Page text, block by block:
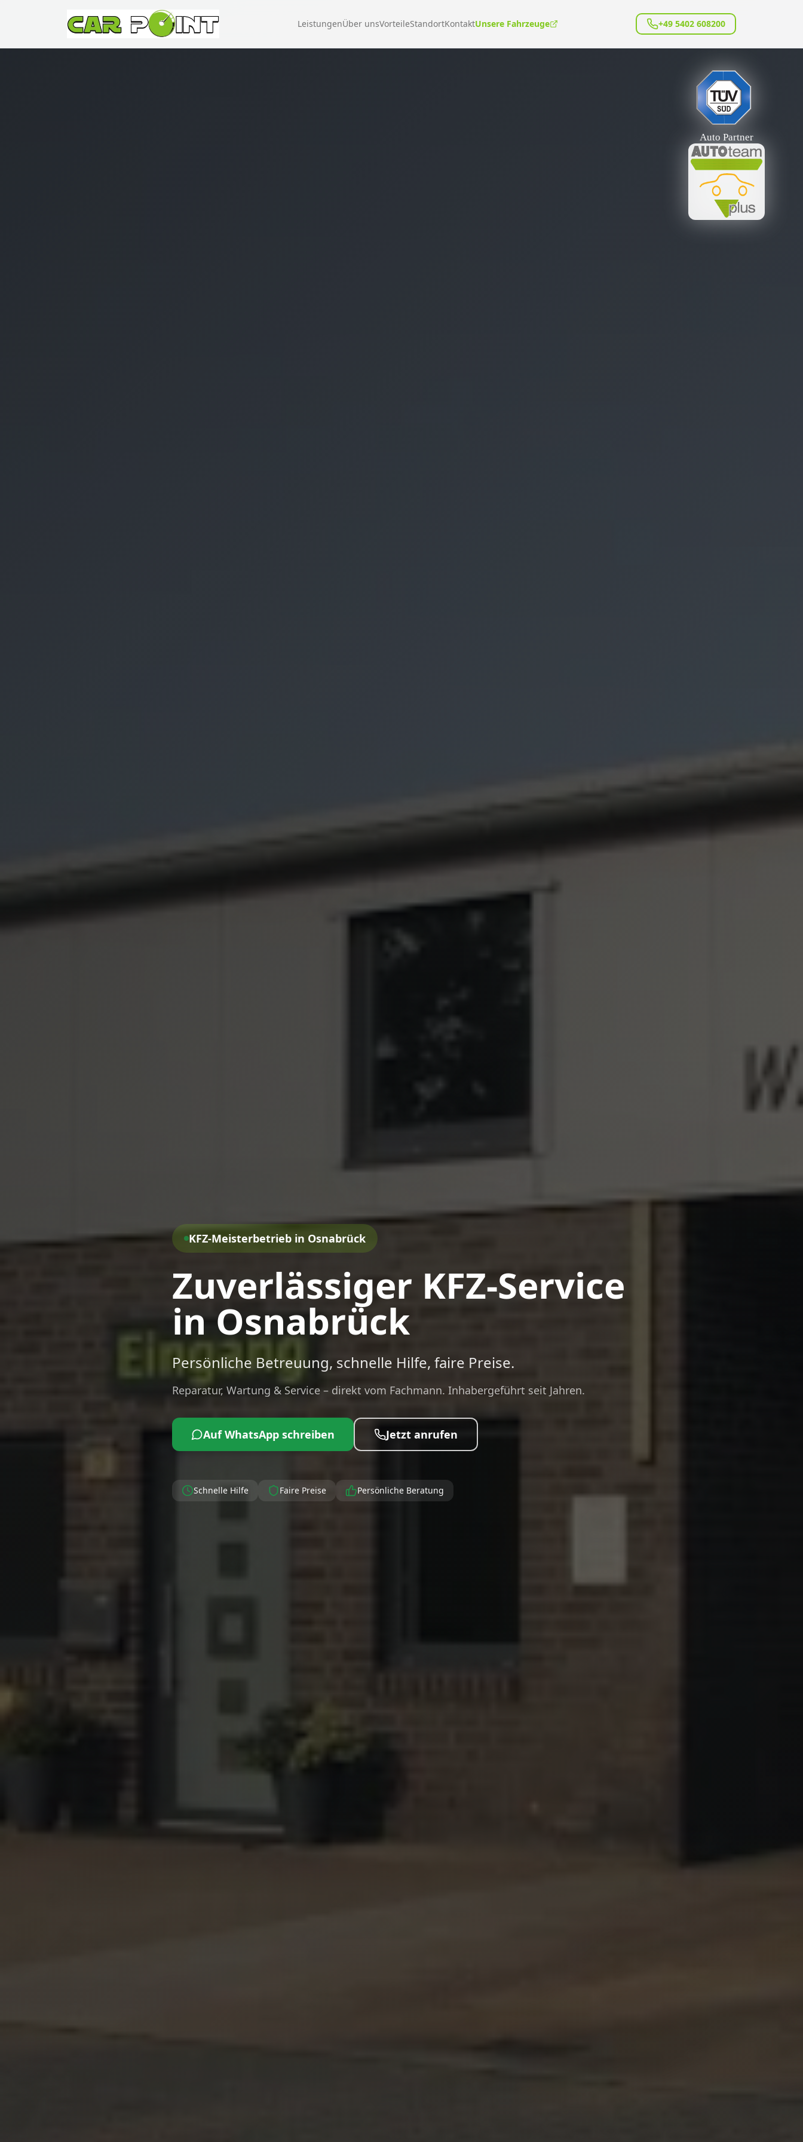
LeistungenÜber unsVorteileStandortKontaktUnsere Fahrzeuge +49 5402 608200
KFZ-Meisterbetrieb in Osnabrück
Zuverlässiger KFZ-Service
in Osnabrück
Persönliche Betreuung, schnelle Hilfe, faire Preise.
Reparatur, Wartung & Service – direkt vom Fachmann. Inhabergeführt seit Jahren.
Auf WhatsApp schreiben Jetzt anrufen
Schnelle Hilfe Faire Preise Persönliche Beratung